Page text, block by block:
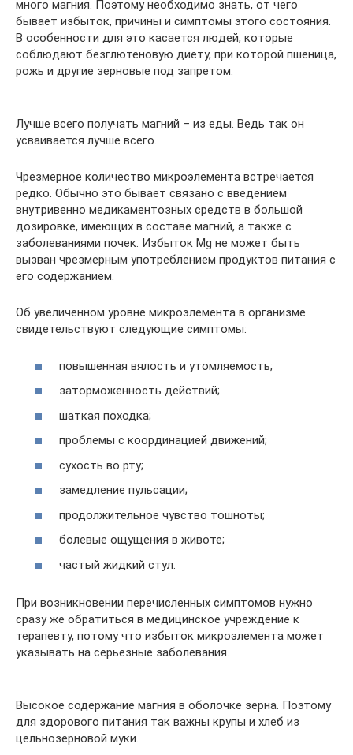
много магния. Поэтому необходимо знать, от чего
бывает избыток, причины и симптомы этого состояния.
В особенности для это касается людей, которые
соблюдают безглютеновую диету, при которой пшеница,
рожь и другие зерновые под запретом.
Лучше всего получать магний – из еды. Ведь так он
усваивается лучше всего.
Чрезмерное количество микроэлемента встречается
редко. Обычно это бывает связано с введением
внутривенно медикаментозных средств в большой
дозировке, имеющих в составе магний, а также с
заболеваниями почек. Избыток Mg не может быть
вызван чрезмерным употреблением продуктов питания с
его содержанием.
Об увеличенном уровне микроэлемента в организме
свидетельствуют следующие симптомы:
повышенная вялость и утомляемость;
заторможенность действий;
шаткая походка;
проблемы с координацией движений;
сухость во рту;
замедление пульсации;
продолжительное чувство тошноты;
болевые ощущения в животе;
частый жидкий стул.
При возникновении перечисленных симптомов нужно
сразу же обратиться в медицинское учреждение к
терапевту, потому что избыток микроэлемента может
указывать на серьезные заболевания.
Высокое содержание магния в оболочке зерна. Поэтому
для здорового питания так важны крупы и хлеб из
цельнозерновой муки.